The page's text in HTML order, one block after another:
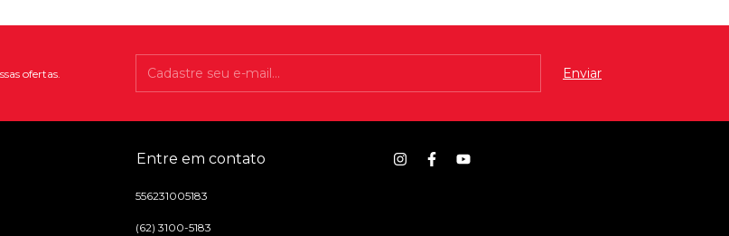
ofertas.
Entre em contato
556231005183
(62) 3100-5183